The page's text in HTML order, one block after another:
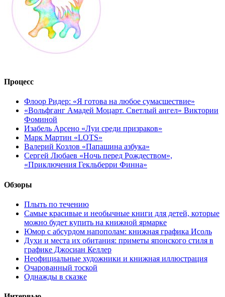
Процесс
Флоор Ридер: «Я готова на любое сумасшествие»
«Вольфганг Амадей Моцарт. Светлый ангел» Виктории
Фоминой
Изабель Арсено «Луи среди призраков»
Марк Мартин «LOTS»
Валерий Козлов «Папашина азбука»
Сергей Любаев «Ночь перед Рождеством»,
«Приключения Гекльберри Финна»
Обзоры
Плыть по течению
Самые красивые и необычные книги для детей, которые
можно будет купить на книжной ярмарке
Юмор с абсурдом напополам: книжная графика Исоль
Духи и места их обитания: приметы японского стиля в
графике Джосиан Келлер
Неофициальные художники и книжная иллюстрация
Очарованный тоской
Однажды в сказке